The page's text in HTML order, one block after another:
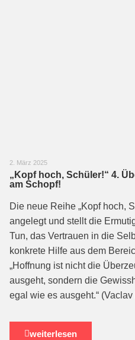
2. März 2025
„Kopf hoch, Schüler!“ 4.
am Schopf!
Die neue Reihe „Kopf hoch,
angelegt und stellt die
Tun, das Vertrauen in die
konkrete Hilfe aus dem
„Hoffnung ist nicht die
ausgeht, sondern die
egal wie es ausgeht.“
weiterlesen